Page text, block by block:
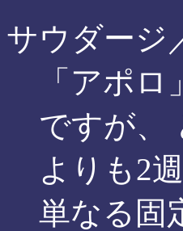
サウダージ
「アポ
ですが、
よりも2
単なる固